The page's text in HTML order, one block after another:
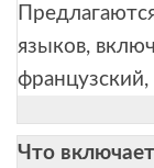
языков,
Что